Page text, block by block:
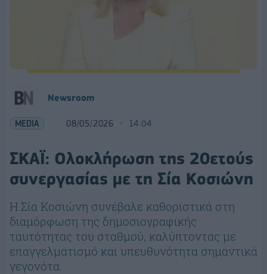
Νewsroom
MEDIA 08/05/2026 14:04
ΣΚΑΪ: Ολοκλήρωση της 20ετούς
συνεργασίας με τη Σία Κοσιώνη
Η Σία Κοσιώνη συνέβαλε καθοριστικά στη
διαμόρφωση της δημοσιογραφικής
ταυτότητας του σταθμού, καλύπτοντας με
επαγγελματισμό και υπευθυνότητα σημαντικά
γεγονότα.